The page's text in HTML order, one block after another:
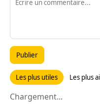
Publier
Les plus utiles Les plus
Chargement...